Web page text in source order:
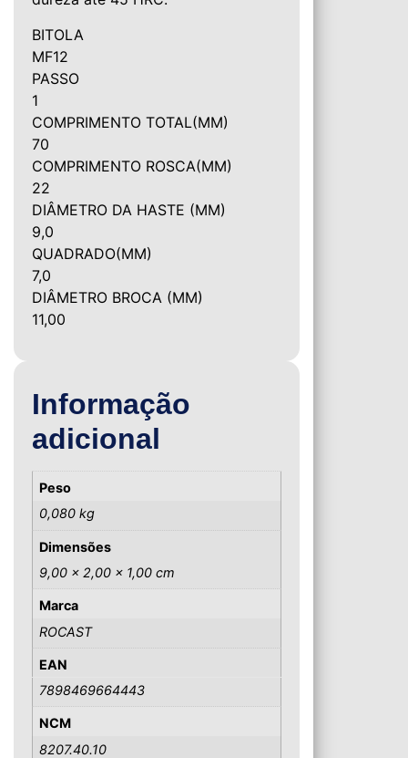
BITOLA
MF12
PASSO
1
COMPRIMENTO TOTAL(MM)
70
COMPRIMENTO ROSCA(MM)
22
DIÂMETRO DA HASTE (MM)
9,0
QUADRADO(MM)
7,0
DIÂMETRO BROCA (MM)
11,00
Informação
adicional
Peso
0,080 kg
Dimensões
9,00 × 2,00 × 1,00 cm
Marca
ROCAST
EAN
7898469664443
NCM
8207.40.10